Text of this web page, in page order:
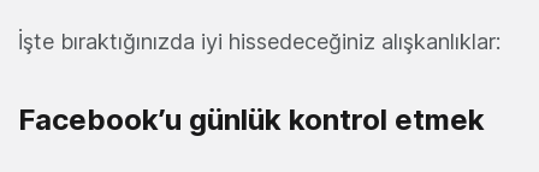
İşte bıraktığınızda iyi hissedeceğiniz alışkanlıklar:
Facebook’u günlük kontrol etmek